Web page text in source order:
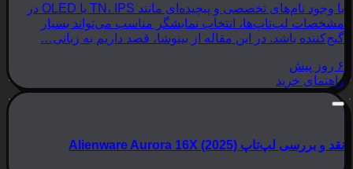
با وجود نام‌های تخصصی و پیچیده‌ای مانند TN، IPS یا OLED در
مشخصات لپ‌تاپ‌ها، انتخاب نمایشگر مناسب می‌تواند بسیار
گیج‌کننده باشد. در این مقاله از بینوشا، قصد داریم به زبانی…
۶ روز پیش
راهنمای خرید
نقد و بررسی لپ‌تاپ Alienware Aurora 16X (2025)